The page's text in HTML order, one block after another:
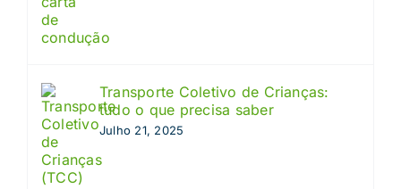
Transporte Coletivo de Crianças:
tudo o que precisa saber
Julho 21, 2025